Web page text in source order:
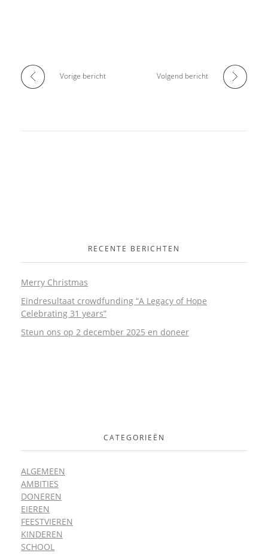
Vorige bericht Volgend bericht
RECENTE BERICHTEN
Merry Christmas
Eindresultaat crowdfunding “A Legacy of Hope
Celebrating 31 years”
Steun ons op 2 december 2025 en doneer
CATEGORIEËN
ALGEMEEN
AMBITIES
DONEREN
EIEREN
FEESTVIEREN
KINDEREN
SCHOOL